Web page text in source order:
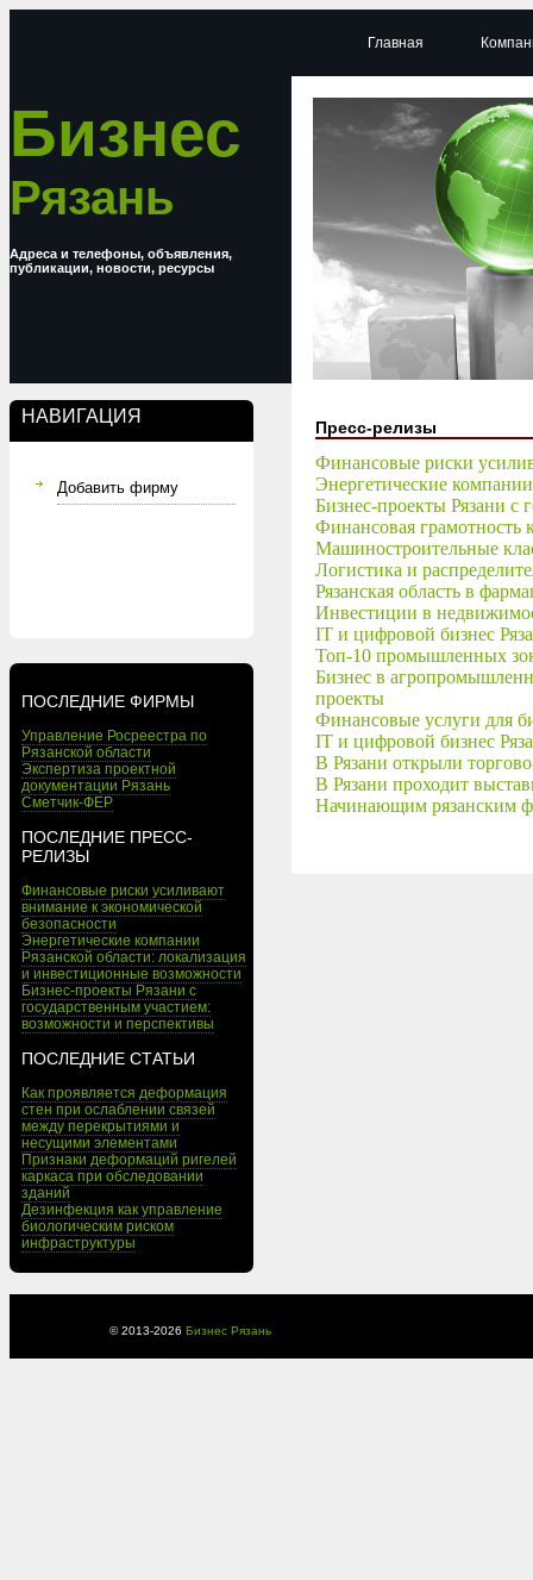
Бизнес
Рязань
Адреса и телефоны, объявления,
публикации, новости, ресурсы
НАВИГАЦИЯ
Добавить фирму
ПОСЛЕДНИЕ ФИРМЫ
Управление Росреестра по
Рязанской области
Экспертиза проектной
документации Рязань
Сметчик-ФЕР
ПОСЛЕДНИЕ ПРЕСС-
РЕЛИЗЫ
Финансовые риски усиливают
внимание к экономической
безопасности
Энергетические компании
Рязанской области: локализация
и инвестиционные возможности
Бизнес-проекты Рязани с
государственным участием:
возможности и перспективы
ПОСЛЕДНИЕ СТАТЬИ
Как проявляется деформация
стен при ослаблении связей
между перекрытиями и
несущими элементами
Признаки деформаций ригелей
каркаса при обследовании
зданий
Дезинфекция как управление
биологическим риском
инфраструктуры
Главная
Пресс-релизы
Финансовые риски
Энергетические
Бизнес-проекты Рязани с
Финансовая грамотность
Машиностроительные
Логистика и
Рязанская область в
Инвестиции в
IT и цифровой бизнес
Топ-10 промышленных зон
Бизнес в
проекты
Финансовые услуги для
IT и цифровой бизнес
В Рязани открыли
В Рязани проходит
Начинающим рязанским
© 2013-2026 Бизнес Рязань